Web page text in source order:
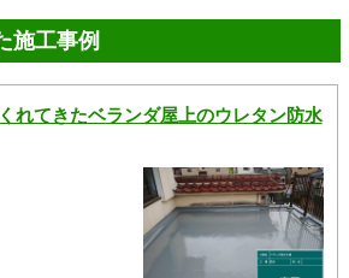
施工事例
れてきたベランダ屋上のウレタン防水